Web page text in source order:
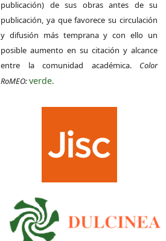
publicación) de sus obras antes de su
publicación, ya que favorece su circulación
y difusión más temprana y con ello un
posible aumento en su citación y alcance
entre la comunidad académica. Color
RoMEO:verde.